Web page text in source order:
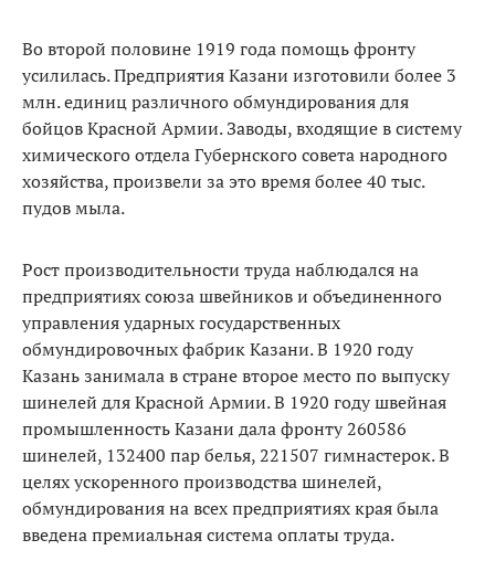
Во второй половине 1919 года помощь фронту
усилилась. Предприятия Казани изготовили более 3
млн. единиц различного обмундирования для
бойцов Красной Армии. Заводы, входящие в систему
химического отдела Губернского совета народного
хозяйства, произвели за это время более 40 тыс.
пудов мыла.
Рост производительности труда наблюдался на
предприятиях союза швейников и объединенного
управления ударных государственных
обмундировочных фабрик Казани. В 1920 году
Казань занимала в стране второе место по выпуску
шинелей для Красной Армии. В 1920 году швейная
промышленность Казани дала фронту 260586
шинелей, 132400 пар белья, 221507 гимнастерок. В
целях ускоренного производства шинелей,
обмундирования на всех предприятиях края была
введена премиальная система оплаты труда.